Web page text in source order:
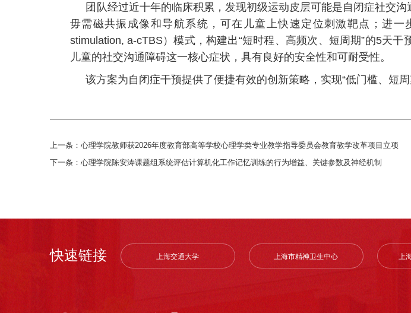
团队经过近十年的临床积累，发现初级运动皮层可能是自闭症社交
毋需磁共振成像和导航系统，可在儿童上快速定位刺激靶点；进一
stimulation, a-cTBS）模式，构建出“短时程、高频次、短周期”的5天
儿童的社交沟通障碍这一核心症状，具有良好的安全性和可耐受性。
该方案为自闭症干预提供了便捷有效的创新策略，实现“低门槛、短
上一条： 心理学院教师获2026年度教育部高等学校心理学类专业教学指导委员会教育教学改革项目立项
下一条： 心理学院陈安涛课题组系统评估计算机化工作记忆训练的行为增益、关键参数及神经机制
快速链接 上海交通大学 上海市精神卫生中心 上